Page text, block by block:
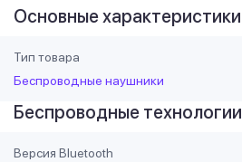
Основные характеристики
Тип товара
Беспроводные наушники
Беспроводные технологии
Версия Bluetooth